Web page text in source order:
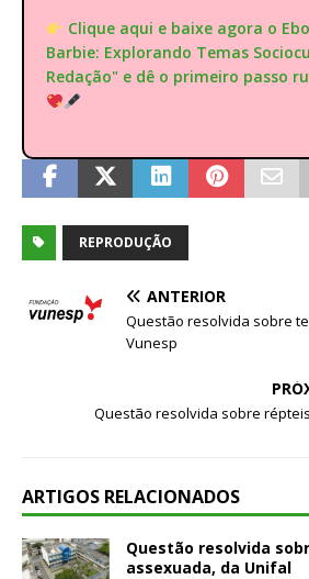
Clique aqui e baixe agora o
Barbie: Explorando Temas
Redação" e dê o primeiro passo
REPRODUÇÃO
ANTERIOR
Questão resolvida sobre
Vunesp
Questão resolvida sobre
ARTIGOS RELACIONADOS
Questão resolvida
assexuada, da Unifal